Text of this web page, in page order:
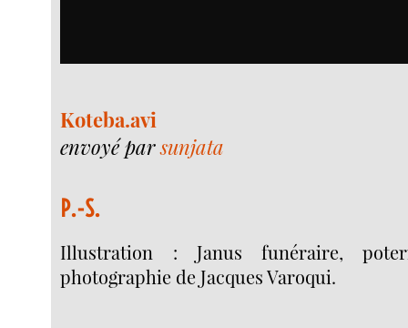
Koteba.avi
envoyé parsunjata
P.-S.
Illustration : Janus funéraire,
photographie de Jacques Varoqui.